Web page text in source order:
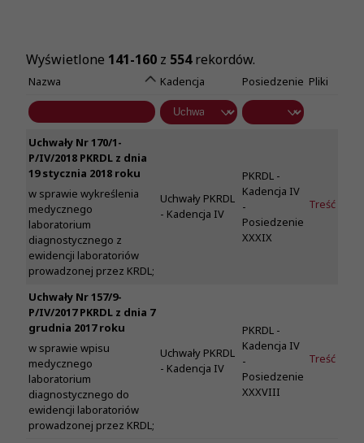
Wyświetlone 141-160 z 554rekordów.
Nazwa Kadencja Posiedzenie Pliki
Uchwały Nr 170/1-
P/IV/2018 PKRDL z dnia
19 stycznia 2018 roku
w sprawie wykreślenia
medycznego
laboratorium
diagnostycznego z
ewidencji laboratoriów
prowadzonej przez KRDL;
Uchwały PKRDL
- Kadencja IV
PKRDL -
Kadencja IV
-
Posiedzenie
XXXIX
Treść
Uchwały Nr 157/9-
P/IV/2017 PKRDL z dnia 7
grudnia 2017 roku
w sprawie wpisu
medycznego
laboratorium
diagnostycznego do
ewidencji laboratoriów
prowadzonej przez KRDL;
Uchwały PKRDL
- Kadencja IV
PKRDL -
Kadencja IV
-
Posiedzenie
XXXVIII
Treść